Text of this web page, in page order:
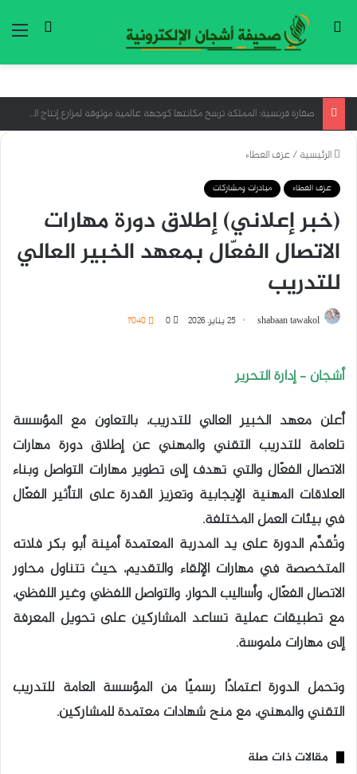
بحث عن
“قبائل الماساي” أكبر شاهد على السياحة المستدامة
الرئيسية/عزف العطاء
عزف العطاء مبادرات ومشاركات
(خبر إعلاني) إطلاق دورة مهارات
الاتصال الفعّال بمعهد الخبير العالي
للتدريب
shabaan tawakol 25 يناير، 2026 0 1٬040
أشجان – إدارة التحرير
أعلن معهد الخبير العالي للتدريب، بالتعاون مع المؤسسة
تلعامة للتدريب التقني والمهني عن إطلاق دورة مهارات
الاتصال الفعّال والتي تهدف إلى تطوير مهارات التواصل وبناء
العلاقات المهنية الإيجابية وتعزيز القدرة على التأثير الفعّال
في بيئات العمل المختلفة.
وتُقدَّم الدورة على يد المدربة المعتمدة أمينة أبو بكر فلاته
المتخصصة في مهارات الإلقاء والتقديم، حيث تتناول محاور
الاتصال الفعّال، وأساليب الحوار، والتواصل اللفظي وغير اللفظي،
مع تطبيقات عملية تساعد المشاركين على تحويل المعرفة
إلى مهارات ملموسة.
وتحمل الدورة اعتمادًا رسميًا من المؤسسة العامة للتدريب
التقني والمهني، مع منح شهادات معتمدة للمشاركين.
مقالات ذات صلة